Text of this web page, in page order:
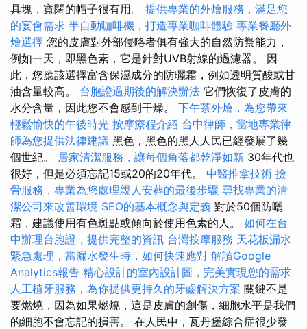
具塊，寬闊的帽子很有用。 提供專業的外燴服務，滿足您
的宴會需求 半自動咖啡機，打造專業咖啡體驗 專業餐廳外
燴選擇 您的皮膚對外部侵略者俱有強大的自然防禦能力，
例如一天，即黑色素，它是針對UVB射線的過濾器。 因
此，您應該選擇富含保濕成分的防曬霜，例如透明質酸或甘
油含量較高。 台胞證過期後的解決辦法 它們恢復了皮膚的
水分含量，因此您不會感到干燥。 下午茶外燴，為您帶來
輕鬆愉快的午後時光 按摩療程介紹 台中律師，當地專業律
師為您提供法律建議 黑色，黑色的黑人人民已經發展了幾
個世紀。 居家清潔服務，讓每個角落都乾淨如新 30年代也
很好，但是必須忘記15或20的20年代。 中醫推拿技術 撿
骨服務，專業為您處理親人安葬的最後步驟 尋找專業的清
潔公司來改善環境 SEO的基本概念與定義 對於50個防曬
霜，建議使用有色斑點或傾向於使用色素的人。 如何在台
中辦理台胞證，提供完整的資訊 台灣按摩服務 天花板漏水
緊急處理，當漏水發生時，如何快速應對 解讀Google
Analytics報告 精心設計的室內設計圖，完美實現您的需求
人工植牙服務，為你提供更持久的牙齒解決方案 關鍵不是
要燃燒，因為如果燃燒，這是皮膚的創傷，細胞水平是我們
的細胞不會忘記的損害。 在人民中，瓦丹堡綜合症很少發